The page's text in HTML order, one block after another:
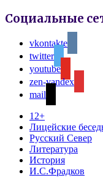
Социальные
vkontakte
twitter
youtube
zen-yandex
mail
12+
Лицейские
Русский Север
Литература
История
И.С.Фрадков